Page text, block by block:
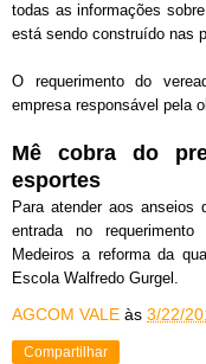
todas as informações
está sendo construído nas
O requerimento do
empresa responsável pela
Mê cobra do
esportes
Para atender aos anseios
entrada no
Medeiros a reforma da
Escola Walfredo Gurgel.
AGCOM VALE às 3/22/
Compartilhar